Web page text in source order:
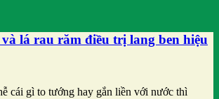
lá rau răm điều trị lang ben hiệu
cái gì to tướng hay gắn liền với nước thì